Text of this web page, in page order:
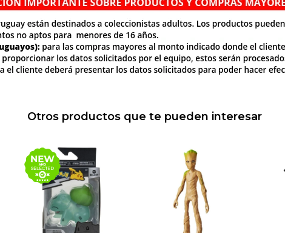
Otros productos que te pueden interesar